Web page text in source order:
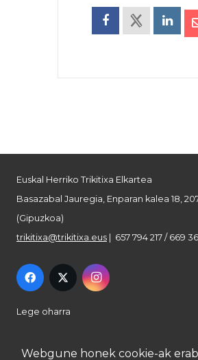
Euskal Herriko Trikitixa Elkartea
Basazabal Jauregia, Enparan kalea 18,
(Gipuzkoa)
trikitixa@trikitixa.eus | 657 794 217 / 669
Lege oharra
Pribatutasun politika
Webgune honek cookie-ak